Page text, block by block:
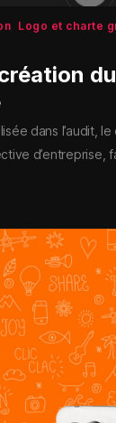
Logo et charte
dans l’audit,
d’entreprise,